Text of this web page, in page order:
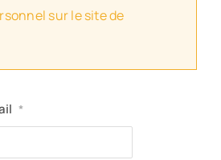
sur le site de
*